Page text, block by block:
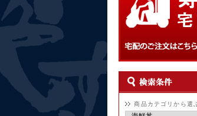
商品カテゴリから選